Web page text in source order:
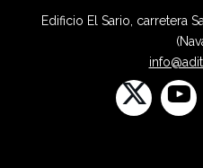
Edificio El Sario, carretera